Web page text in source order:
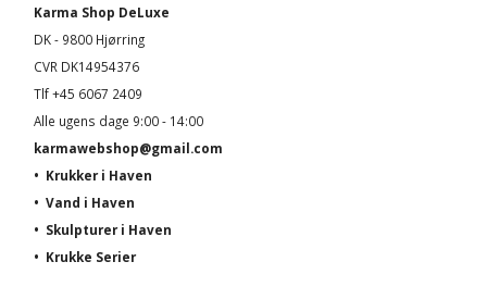
Karma Shop DeLuxe
DK - 9800 Hjørring
CVR DK14954376
Tlf +45 6067 2409
Alle ugens dage 9:00 - 14:00
karmawebshop@gmail.com
• Krukker i Haven
• Vand i Haven
• Skulpturer i Haven
• Krukke Serier